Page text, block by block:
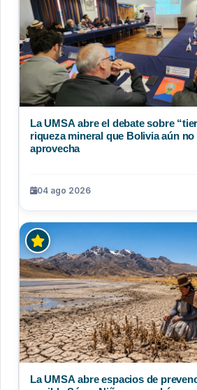
La UMSA abre el debate sobre
riqueza mineral que Bolivia aún
aprovecha
04 ago 2026
La UMSA abre espacios de